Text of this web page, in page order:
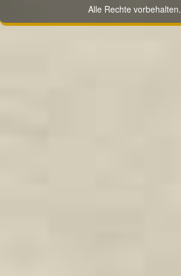
Alle Rechte vorbehalten.